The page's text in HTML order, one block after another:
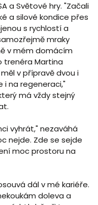
a Světové hry. "Začali
a silové kondice přes
s rychlostí a
mraky
v mém domácím
trenéra Martina
v přípravě dvou i
i na regeneraci,"
má vždy stejný
vyhrát," nezaváhá
nejde. Zde se sejde
moc prostoru na
dál v mé kariéře.
doleva a